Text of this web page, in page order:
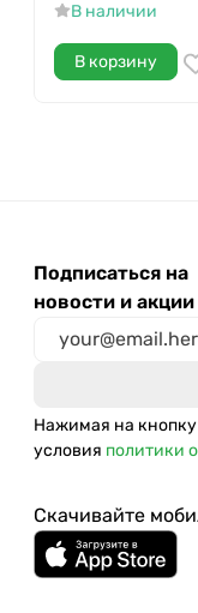
В наличии
В корзину
Подписаться на
новости и акции
Нажимая на
условия политики
Скачивайте